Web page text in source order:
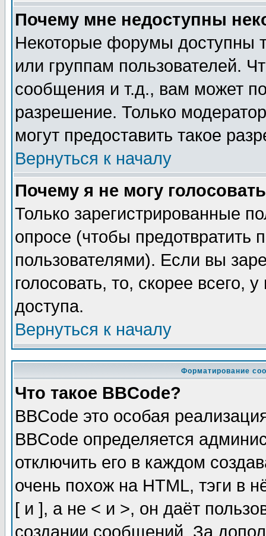
Почему мне недоступны
Некоторые форумы доступны
или группам пользователей.
сообщения и т.д., вам может
разрешение. Только
могут предоставить такое
Вернуться к началу
Почему я не могу
Только зарегистрированные
опросе (чтобы предотвратить
пользователями). Если вы
голосовать, то, скорее всего,
доступа.
Вернуться к началу
Форматирование
Что такое BBCode?
BBCode это особая
BBCode определяется
отключить его в каждом
очень похож на HTML, тэги в
[ и ], а не < и >, он даёт
создании сообщений. За